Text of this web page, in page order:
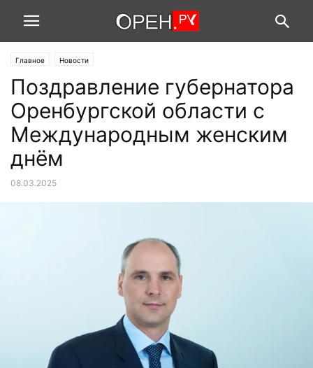
Главное Новости
Поздравление губернатора
Оренбургской области с
Международным женским
днём
08.03.2025